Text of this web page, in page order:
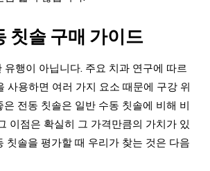
칫솔 구매 가이드
유행이 아닙니다. 주요 치과 연구에 따르
사용하면 여러 가지 요소 때문에 구강 위
전동 칫솔은 일반 수동 칫솔에 비해 비
이점은 확실히 그 가격만큼의 가치가 있
칫솔을 평가할 때 우리가 찾는 것은 다음